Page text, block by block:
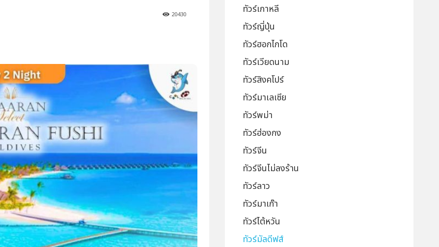
20430
ทัวร์เกาหลี
ทัวร์ญี่ปุ่น
ทัวร์ฮอกไกโด
ทัวร์เวียดนาม
ทัวร์สิงคโปร์
ทัวร์มาเลเซีย
ทัวร์พม่า
ทัวร์ฮ่องกง
ทัวร์จีน
ทัวร์จีนไม่ลงร้าน
ทัวร์ลาว
ทัวร์มาเก๊า
ทัวร์ไต้หวัน
ทัวร์มัลดีฟส์